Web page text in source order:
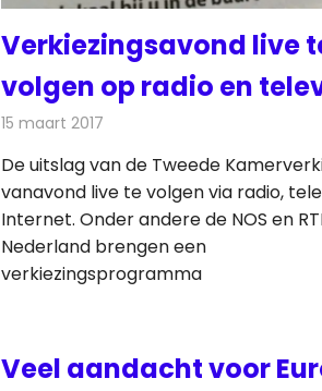
Verkiezingsavond live
volgen op radio en
15 maart 2017
De uitslag van de Tweede
vanavond live te volgen via radio,
Internet. Onder andere de NOS en
Nederland brengen een
verkiezingsprogramma
Veel aandacht voor